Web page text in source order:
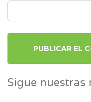
Sigue nuestras